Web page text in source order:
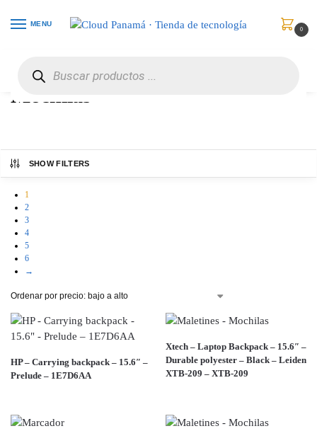
MENU
0
Mochilas
SHOW FILTERS
1
2
3
4
5
6
→
HP – Carrying backpack – 15.6″ –
Prelude – 1E7D6AA
Xtech – Laptop Backpack – 15.6″ –
Durable polyester – Black – Leiden
XTB-209 – XTB-209